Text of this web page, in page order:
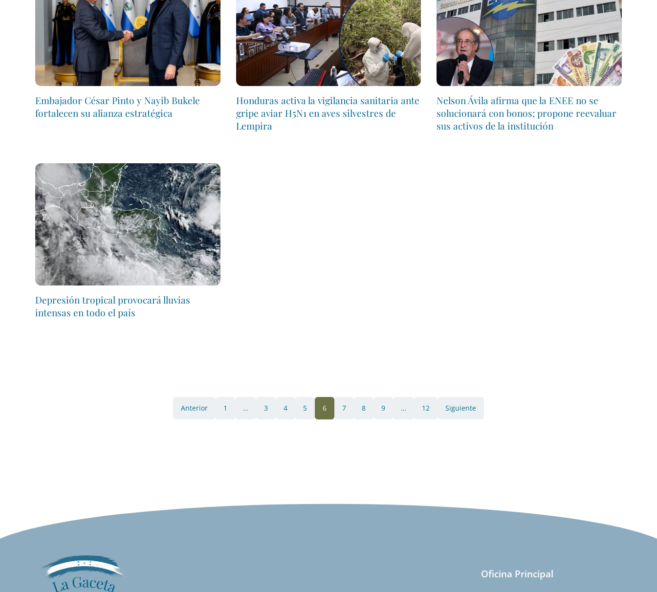
Embajador César Pinto y Nayib Bukele
fortalecen su alianza estratégica
Honduras activa la vigilancia sanitaria ante
gripe aviar H5N1 en aves silvestres de
Lempira
Nelson Ávila afirma que la ENEE no se
solucionará con bonos; propone reevaluar
sus activos de la institución
Depresión tropical provocará lluvias
intensas en todo el país
Anterior 1 … 3 4 5 6 7 8 9 … 12 Siguiente
Oficina Principal